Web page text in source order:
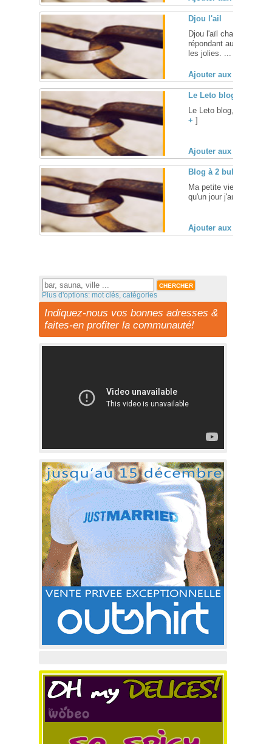
Djou l'ail
Djou l'aïl chante de
répondant au doux
les jolies. ... [
Ajouter aux favoris
Le Leto blog
Le Leto blog, la suite
+ ]
Ajouter aux favoris
Blog à 2 bulles
Ma petite vie
qu'un jour j'aurai le
Ajouter aux favoris
Plus d'options: mot clés, catégories
Indiquez-nous vos bonnes adresses &
faites-en profiter la communauté!